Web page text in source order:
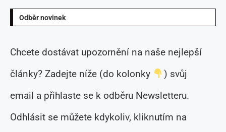
Odběr novinek
Chcete dostávat upozornění na naše nejlepší
články? Zadejte níže (do kolonky
) svůj
email a přihlaste se k odběru Newsletteru.
Odhlásit se můžete kdykoliv, kliknutím na